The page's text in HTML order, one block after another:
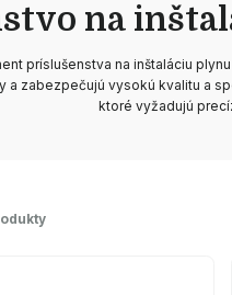
na
príslušenstva na inštaláciu
a zabezpečujú vysokú kvalitu a
ktoré vyžadujú